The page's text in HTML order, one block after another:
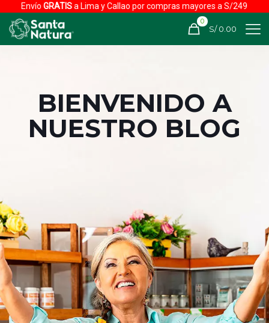
EnvíoGRATISa Lima y Callao por compras mayores a S/249
0
S/ 0.00
BIENVENIDO A
NUESTRO BLOG